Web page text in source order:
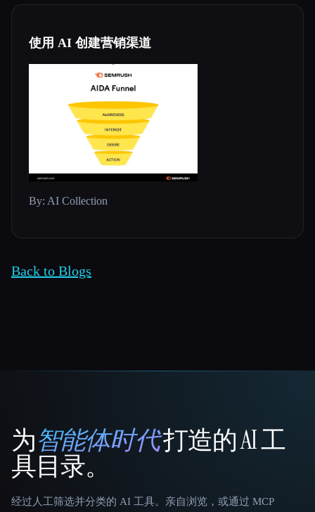
使用 AI 创建营销渠道
By: AI Collection
Back to Blogs
That AI Collection
为智能体时代打造的 AI 工
具目录。
经过人工筛选并分类的 AI 工具。亲自浏览，或通过 MCP